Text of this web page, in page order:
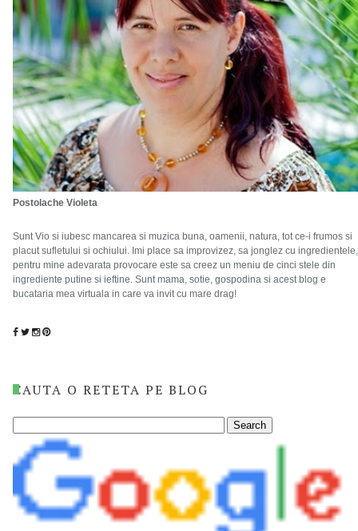
Postolache Violeta
Sunt Vio si iubesc mancarea si muzica buna, oamenii, natura, tot ce-i frumos si
placut sufletului si ochiului. Imi place sa improvizez, sa jonglez cu ingredientele,
pentru mine adevarata provocare este sa creez un meniu de cinci stele din
ingrediente putine si ieftine. Sunt mama, sotie, gospodina si acest blog e
bucataria mea virtuala in care va invit cu mare drag!
CAUTA O RETETA PE BLOG